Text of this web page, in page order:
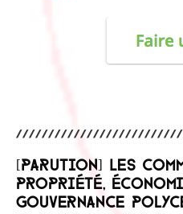
[Parution] Les
propriété,
gouvernance